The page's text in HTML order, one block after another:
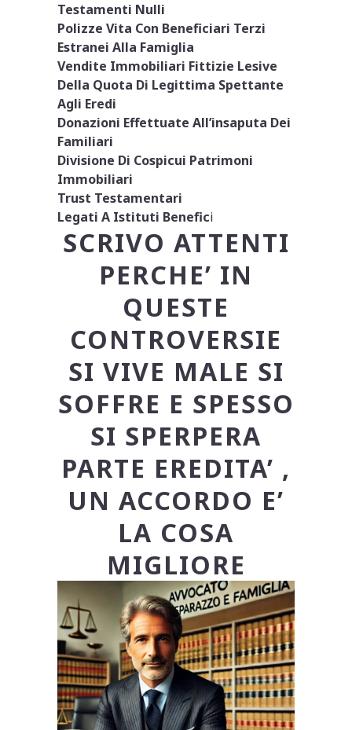
Testamenti Nulli
Polizze Vita Con Beneficiari Terzi
Estranei Alla Famiglia
Vendite Immobiliari Fittizie Lesive
Della Quota Di Legittima Spettante
Agli Eredi
Donazioni Effettuate All’insaputa Dei
Familiari
Divisione Di Cospicui Patrimoni
Immobiliari
Trust Testamentari
Legati A Istituti Benefici
SCRIVO ATTENTI
PERCHE’ IN
QUESTE
CONTROVERSIE
SI VIVE MALE SI
SOFFRE E SPESSO
SI SPERPERA
PARTE EREDITA’ ,
UN ACCORDO E’
LA COSA
MIGLIORE